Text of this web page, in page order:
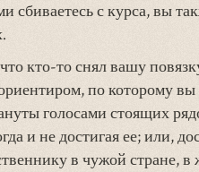
сбиваетесь с курса, вы
кто-то снял вашу
по которому
голосами стоящих
и не достигая ее; или,
в чужой стране,